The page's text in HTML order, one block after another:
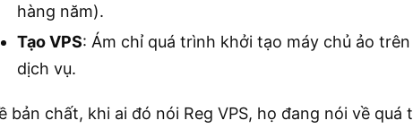
hàng năm).
Tạo VPS: Ám chỉ quá trình khởi tạo máy chủ ảo
dịch vụ.
bản chất, khi ai đó nói Reg VPS, họ đang nói về